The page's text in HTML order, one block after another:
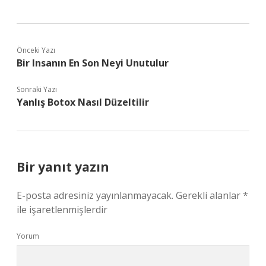
Önceki Yazı
Bir Insanın En Son Neyi Unutulur
Sonraki Yazı
Yanlış Botox Nasıl Düzeltilir
Bir yanıt yazın
E-posta adresiniz yayınlanmayacak. Gerekli alanlar*
ile işaretlenmişlerdir
Yorum